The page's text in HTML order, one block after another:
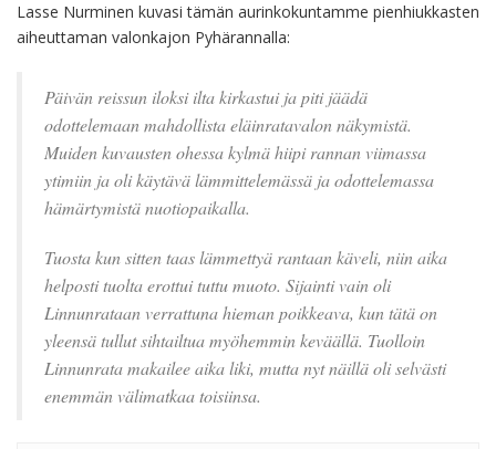
Lasse Nurminen kuvasi tämän aurinkokuntamme pienhiukkasten
aiheuttaman valonkajon Pyhärannalla:
Päivän reissun iloksi ilta kirkastui ja piti jäädä
odottelemaan mahdollista eläinratavalon näkymistä.
Muiden kuvausten ohessa kylmä hiipi rannan viimassa
ytimiin ja oli käytävä lämmittelemässä ja odottelemassa
hämärtymistä nuotiopaikalla.
Tuosta kun sitten taas lämmettyä rantaan käveli, niin aika
helposti tuolta erottui tuttu muoto. Sijainti vain oli
Linnunrataan verrattuna hieman poikkeava, kun tätä on
yleensä tullut sihtailtua myöhemmin keväällä. Tuolloin
Linnunrata makailee aika liki, mutta nyt näillä oli selvästi
enemmän välimatkaa toisiinsa.